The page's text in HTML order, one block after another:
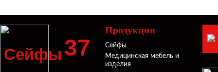
Сейфы 37
Продукция
Сейфы
Медицинская мебель и
изделия